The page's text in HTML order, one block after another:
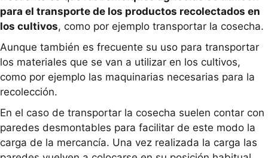
para el transporte de los productos recolectados en
los cultivos, como por ejemplo transportar la cosecha.
Aunque también es frecuente su uso para transportar
los materiales que se van a utilizar en los cultivos,
como por ejemplo las maquinarias necesarias para la
recolección.
En el caso de transportar la cosecha suelen contar con
paredes desmontables para facilitar de este modo la
carga de la mercancía. Una vez realizada la carga las